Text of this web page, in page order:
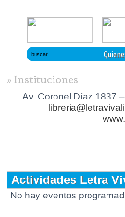
» Instituciones
Av. Coronel Díaz 1837
Actividades Letra
No hay eventos